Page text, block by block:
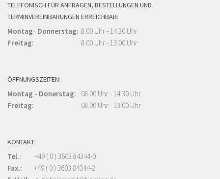
TELEFONISCH FÜR ANFRAGEN, BESTELLUNGEN UND
TERMINVEREINBARUNGEN ERREICHBAR:
Montag- Donnerstag: 8.00 Uhr - 14.30 Uhr
Freitag:
8.00 Uhr - 13:00 Uhr
ÖFFNUNGSZEITEN:
Montag - Donerstag:
08.00 Uhr - 14.30 Uhr
Freitag:
08.00 Uhr - 13:00 Uhr
KONTAKT:
Tel.:
+49 ( 0 ) 3603 84344-0
Fax.: +49 ( 0 ) 3603 84344-2